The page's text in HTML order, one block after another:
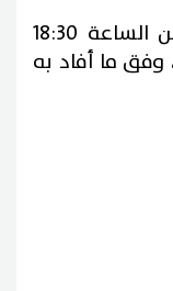
وستنطلق عمليات الرصد بداية من الساعة 18:30
ما أفاد به